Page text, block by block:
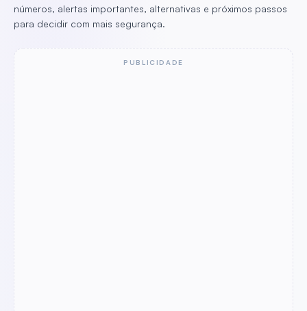
números, alertas importantes, alternativas e próximos passos
para decidir com mais segurança.
PUBLICIDADE